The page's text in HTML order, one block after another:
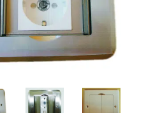
Über uns
Kontakt
Search
Login / Register